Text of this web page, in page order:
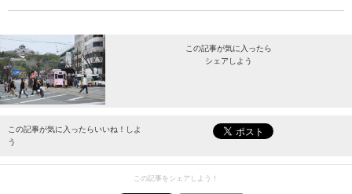
この記事が気に入ったら
シェアしよう
最新情報をお届けします。
この記事が気に入ったらいいね！しよ
う
この記事をシェアしよう！